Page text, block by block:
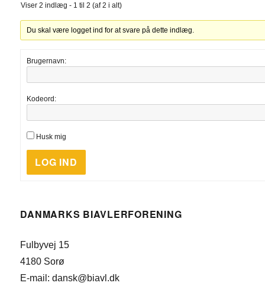
Viser 2 indlæg - 1 til 2 (af 2 i alt)
Du skal være logget ind for at svare på dette indlæg.
Brugernavn:
Kodeord:
Husk mig
LOG IND
DANMARKS BIAVLERFORENING
Fulbyvej 15
4180 Sorø
E-mail: dansk@biavl.dk